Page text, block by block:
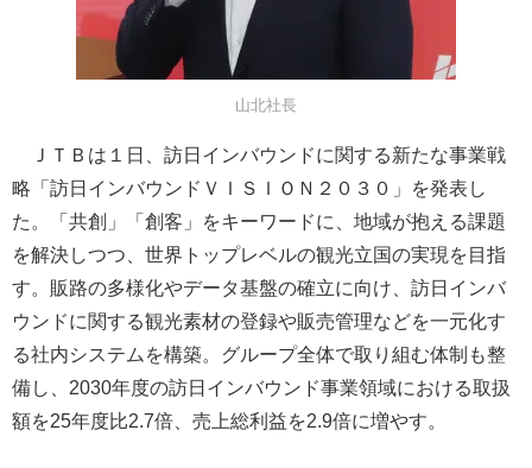
山北社長
ＪＴＢは１日、訪日インバウンドに関する新たな事業戦
略「訪日インバウンドＶＩＳＩＯＮ２０３０」を発表し
た。「共創」「創客」をキーワードに、地域が抱える課題
を解決しつつ、世界トップレベルの観光立国の実現を目指
す。販路の多様化やデータ基盤の確立に向け、訪日インバ
ウンドに関する観光素材の登録や販売管理などを一元化す
る社内システムを構築。グループ全体で取り組む体制も整
備し、2030年度の訪日インバウンド事業領域における取扱
額を25年度比2.7倍、売上総利益を2.9倍に増やす。